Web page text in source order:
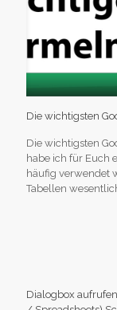
Die wichtigsten
Die wichtigsten
habe ich für Euch
häufig verwendet
Tabellen
Dialogbox